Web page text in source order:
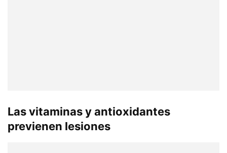
Las vitaminas y antioxidantes
previenen lesiones